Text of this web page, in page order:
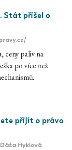
Stát přišel o
ceny paliv na
po více než
přijít o právo
Dáša Hyklová